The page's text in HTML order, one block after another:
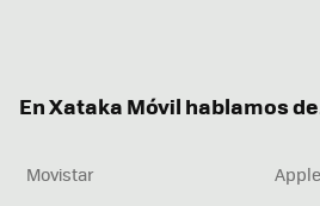
En Xataka Móvil hablamos
Movistar
Apple